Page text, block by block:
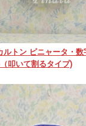
ルトン ピニャータ・数
叩いて割るタイプ)